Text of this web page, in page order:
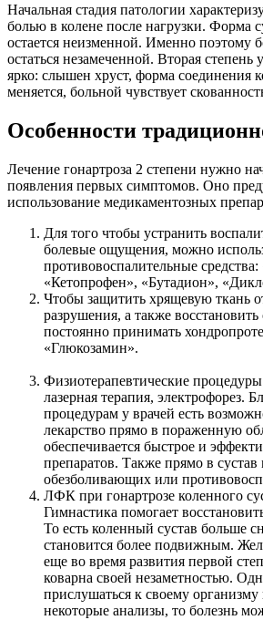
Начальная стадия патологии
болью в колене после нагрузки. Форма
остается неизменной. Именно поэтому
остаться незамеченной. Вторая степень
ярко: слышен хруст, форма соединения
меняется, больной чувствует
Особенности
Лечение гонартроза 2 степени нужно
появления первых симптомов. Оно
использование медикаментозных
Для того чтобы устранить
болевые ощущения, можно
противовоспалительные
«Кетопрофен», «Бутадион»,
Чтобы защитить хрящевую ткань
разрушения, а также
постоянно принимать
«Глюкозамин».
Физиотерапевтические
лазерная терапия, электрофорез.
процедурам у врачей есть
лекарство прямо в пораженную
обеспечивается быстрое и
препаратов. Также прямо в
обезболивающих или
ЛФК при гонартрозе коленного
Гимнастика помогает
То есть коленный сустав больше
становится более подвижным.
еще во время развития первой
коварна своей незаметностью.
прислушаться к своему организму
некоторые анализы, то болезнь